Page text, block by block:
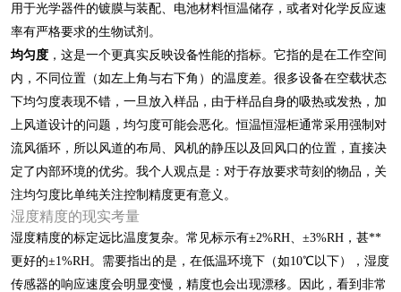
用于光学器件的镀膜与装配、电池材料恒温储存，或者对化学反应速
率有严格要求的生物试剂。
均匀度 ，这是一个更真实反映设备性能的指标。它指的是在工作空间
内，不同位置（如左上角与右下角）的温度差。很多设备在空载状态
下均匀度表现不错，一旦放入样品，由于样品自身的吸热或发热，加
上风道设计的问题，均匀度可能会恶化。恒温恒湿柜通常采用强制对
流风循环，所以风道的布局、风机的静压以及回风口的位置，直接决
定了内部环境的优劣。我个人观点是：对于存放要求苛刻的物品，关
注均匀度比单纯关注控制精度更有意义。
湿度精度的现实考量
湿度精度的标定远比温度复杂。常见标示有±2%RH、±3%RH，甚**
更好的±1%RH。需要指出的是，在低温环境下（如10℃以下），湿度
传感器的响应速度会明显变慢，精度也会出现漂移。因此，看到非常